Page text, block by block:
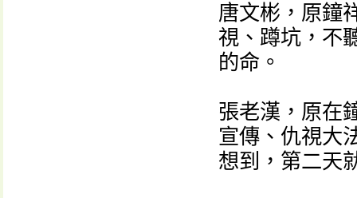
唐文彬，原鐘
視、蹲坑，不
的命。
張老漢，原在
宣傳、仇視大
想到，第二天